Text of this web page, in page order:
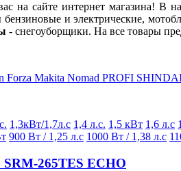
на сайте интернет магазина! В
и электрические,
- снегоуборщики. На все товары
Forza Makita Nomad PROFI
1,3кВт/1,7л.с 1,4 л.с. 1,5 кВт 1,6 л.с
900 Вт / 1,25 л.с 1000 Вт / 1,38 л.с
265TES ECHO